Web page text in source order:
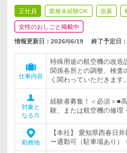
正社員 業種未経験OK 急募
女性のおしごと掲載中
情報更新日：2026/06/19 終了予定日：
仕事内容
特殊用途の航空機の改造
関係各所との調整、検査
く関わっていただきます。
対象と
なる方
経験者募集！＜必須＞■
験、または航空機の修理
勤務地
【本社】 愛知県西春日
ー通勤可（駐車場あり）